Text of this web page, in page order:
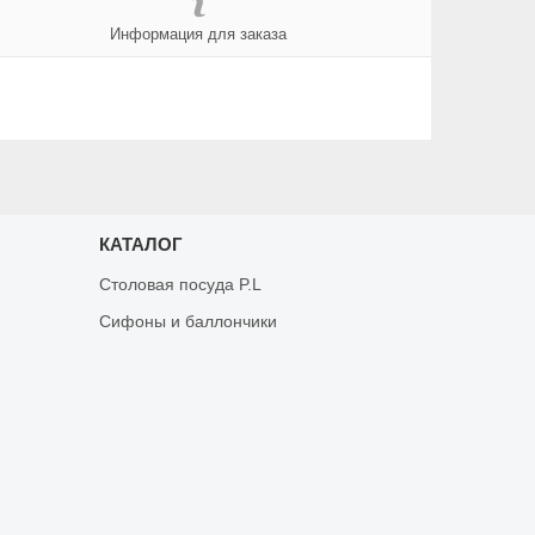
Информация для заказа
КАТАЛОГ
Столовая посуда P.L
Сифоны и баллончики